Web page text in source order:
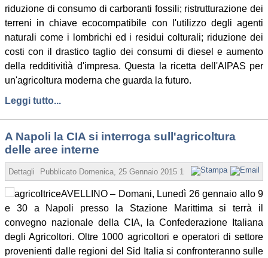
riduzione di consumo di carboranti fossili; ristrutturazione dei
terreni in chiave ecocompatibile con l'utilizzo degli agenti
naturali come i lombrichi ed i residui colturali; riduzione dei
costi con il drastico taglio dei consumi di diesel e aumento
della redditivitìà d'impresa. Questa la ricetta dell'AIPAS per
un'agricoltura moderna che guarda la futuro.
Leggi tutto...
A Napoli la CIA si interroga sull'agricoltura
delle aree interne
Dettagli Pubblicato Domenica, 25 Gennaio 2015 15:30 Scritto da
AVELLINO – Domani, Lunedì 26 gennaio allo 9
e 30 a Napoli presso la Stazione Marittima si terrà il
convegno nazionale della CIA, la Confederazione Italiana
degli Agricoltori. Oltre 1000 agricoltori e operatori di settore
provenienti dalle regioni del Sid Italia si confronteranno sulle